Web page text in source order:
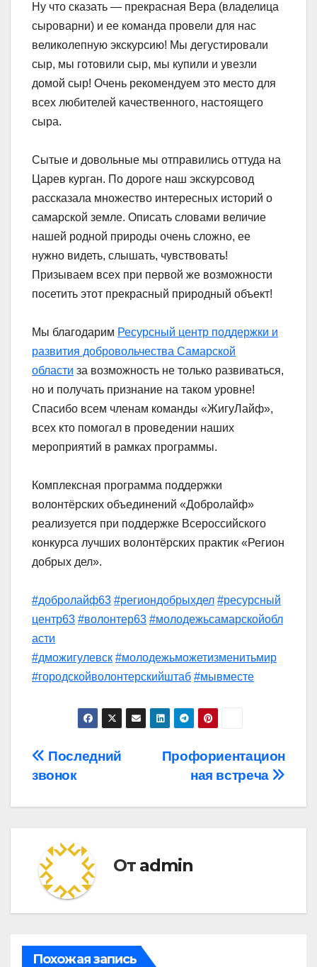
Ну что сказать — прекрасная Вера (владелица
сыроварни) и ее команда провели для нас
великолепную экскурсию! Мы дегустировали
сыр, мы готовили сыр, мы купили и увезли
домой сыр! Очень рекомендуем это место для
всех любителей качественного, настоящего
сыра.
Сытые и довольные мы отправились оттуда на
Царев курган. По дороге наш экскурсовод
рассказала множество интересных историй о
самарской земле. Описать словами величие
нашей родной природы очень сложно, ее
нужно видеть, слышать, чувствовать!
Призываем всех при первой же возможности
посетить этот прекрасный природный объект!
Мы благодарим Ресурсный центр поддержки и
развития добровольчества Самарской
области за возможность не только развиваться,
но и получать признание на таком уровне!
Спасибо всем членам команды «ЖигуЛайф»,
всех кто помогал в проведении наших
мероприятий в рамках программы.
Комплексная программа поддержки
волонтёрских объединений «Добролайф»
реализуется при поддержке Всероссийского
конкурса лучших волонтёрских практик «Регион
добрых дел».
#добролайф63 #региондобрыхдел #ресурсный
центр63 #волонтер63 #молодежьсамарскойобл
асти
#дможигулевск #молодежьможетизменитьмир
#городскойволонтерскийштаб #мывместе
Навигация
Профориентацион
ная встреча
Последний
звонок
От admin
Похожая запись